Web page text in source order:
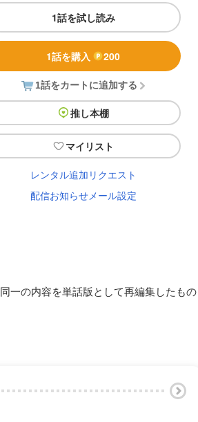
1話を試し読み
1話を購入 200
1話をカートに追加する
推し本棚
マイリスト
レンタル追加リクエスト
配信お知らせメール設定
一の内容を単話版として再編集したもの